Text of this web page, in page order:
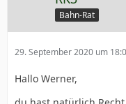
Bahn-Rat
29. September 2020 um
Hallo Werner,